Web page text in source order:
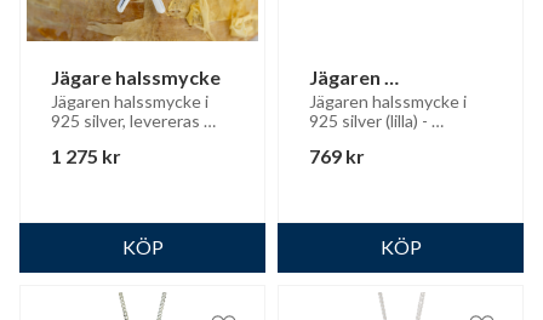
Jägare halssmycke
Jägaren halssmycke i
925 silver, levereras
1 275 kr
Jägaren
halssmycken (lilla)
Jägaren halssmycke i
925 silver (lilla) -
silverkedja
769 kr